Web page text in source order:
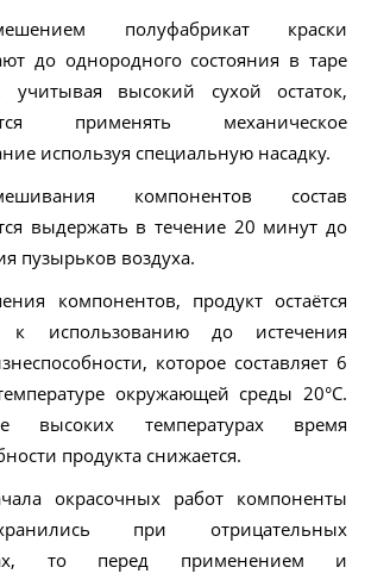
полуфабрикат краски
до однородного состояния в таре
учитывая высокий сухой остаток,
применять механическое
используя специальную насадку.
компонентов состав
выдержать в течение 20 минут до
пузырьков воздуха.
компонентов, продукт остаётся
к использованию до истечения
которое составляет 6
окружающей среды 20°С.
высоких температурах время
продукта снижается.
окрасочных работ компоненты
при отрицательных
то перед применением и